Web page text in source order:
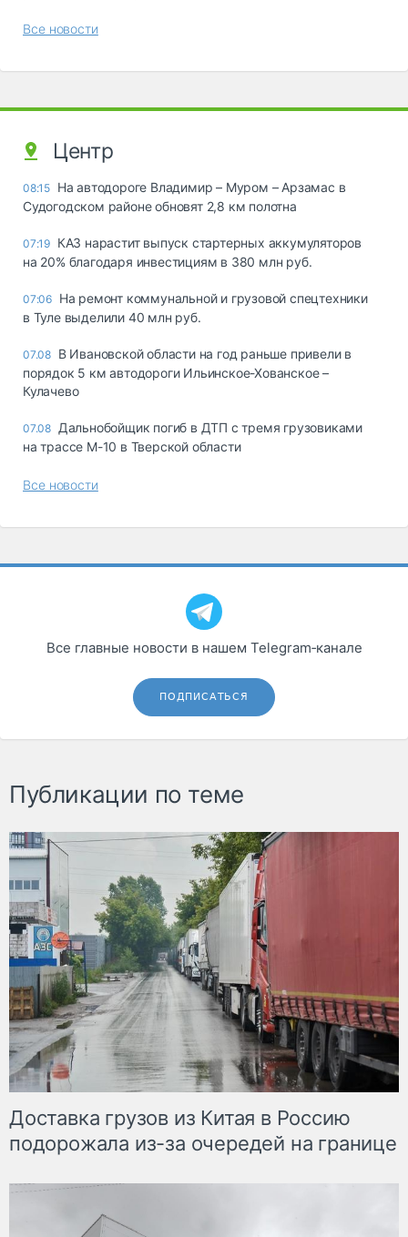
Все новости
Центр
08:15 На автодороге Владимир – Муром – Арзамас в
Судогодском районе обновят 2,8 км полотна
07:19 КАЗ нарастит выпуск стартерных аккумуляторов
на 20% благодаря инвестициям в 380 млн руб.
07:06 На ремонт коммунальной и грузовой спецтехники
в Туле выделили 40 млн руб.
07.08 В Ивановской области на год раньше привели в
порядок 5 км автодороги Ильинское-Хованское –
Кулачево
07.08 Дальнобойщик погиб в ДТП с тремя грузовиками
на трассе М-10 в Тверской области
Все новости
Все главные новости в нашем Telegram‑канале
ПОДПИСАТЬСЯ
Публикации по теме
Доставка грузов из Китая в Россию
подорожала из-за очередей на границе